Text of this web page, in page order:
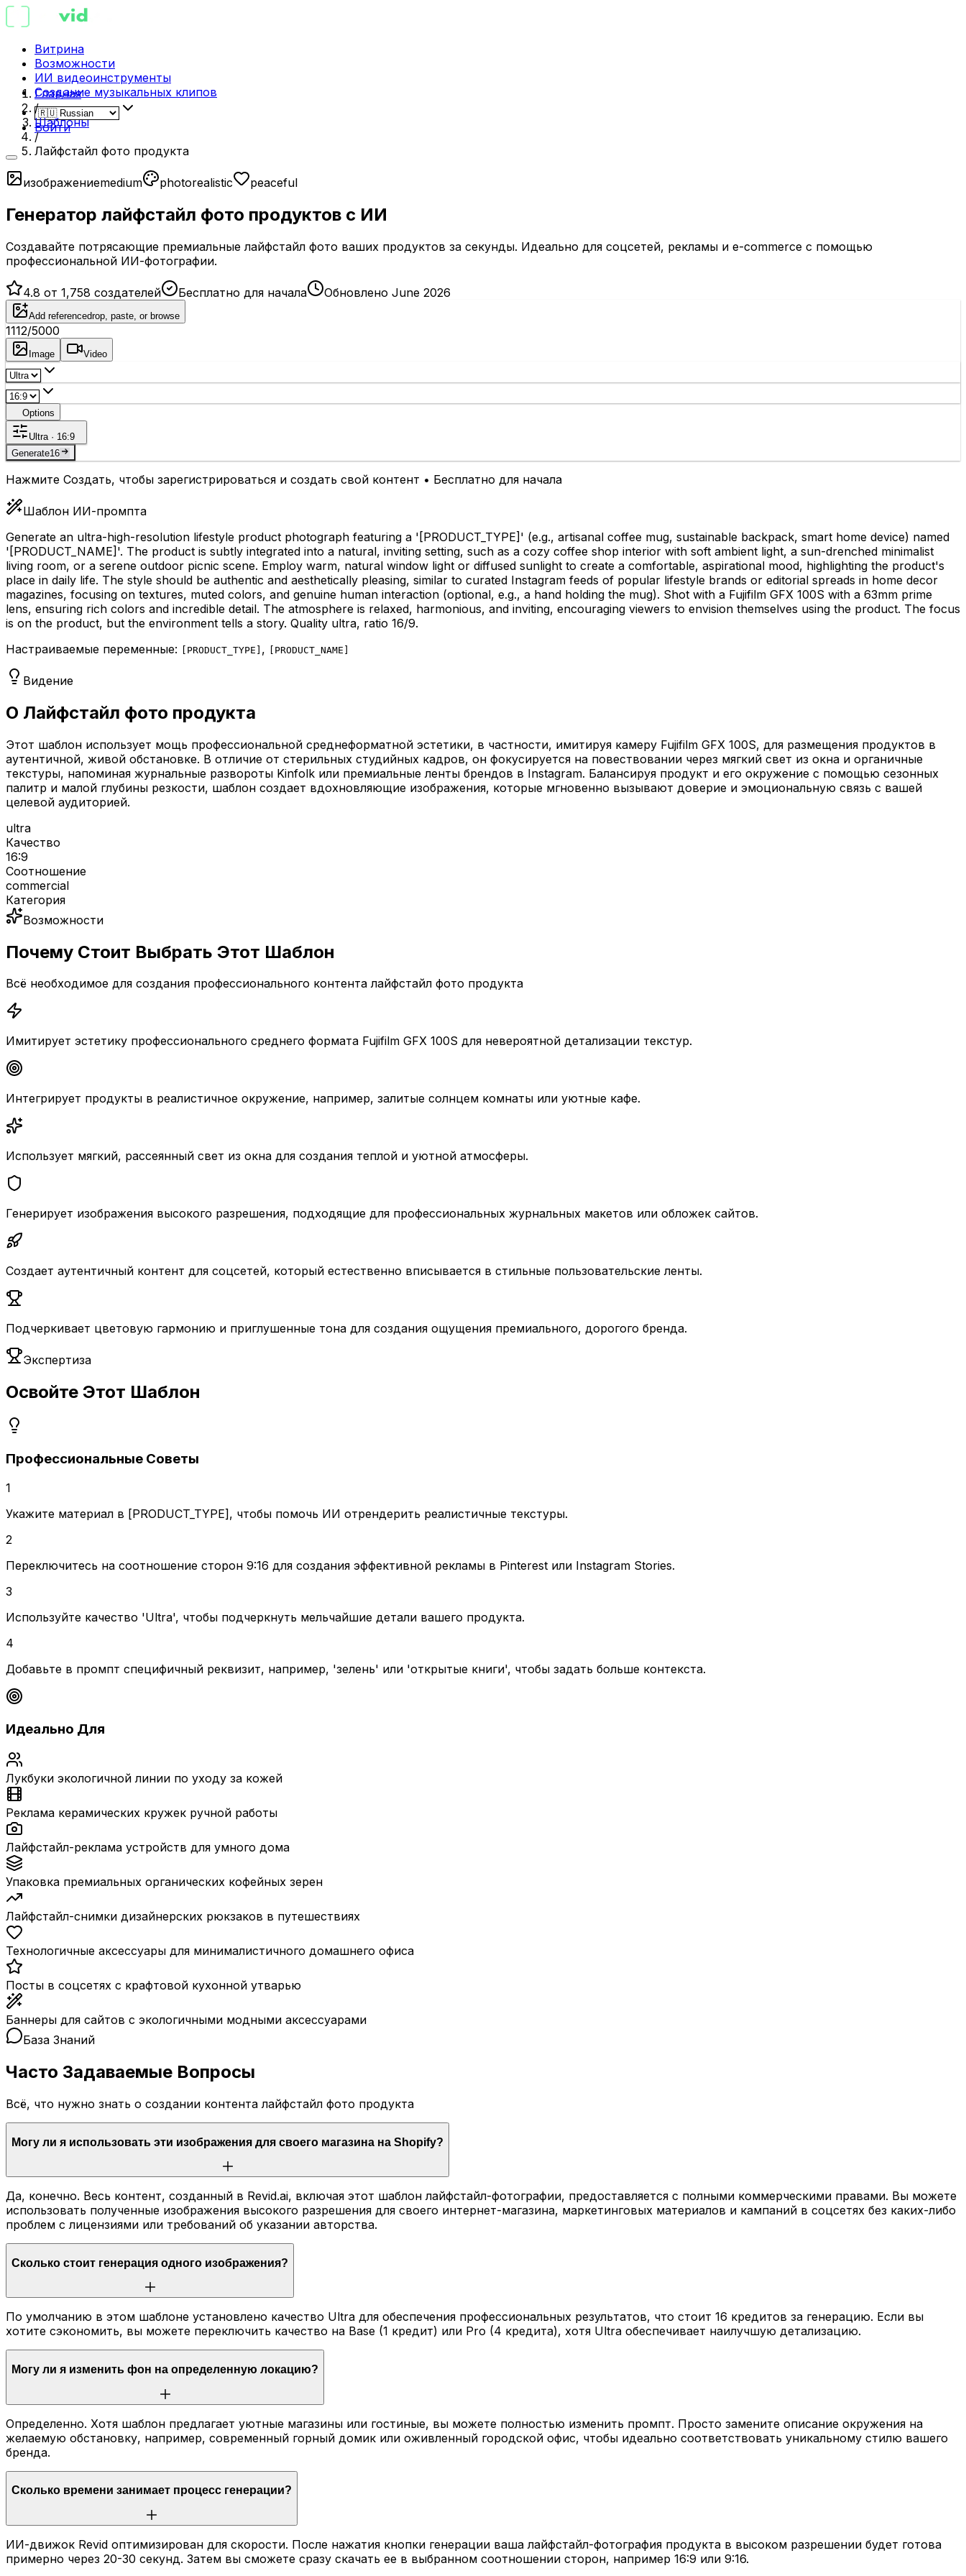
Витрина
Возможности
ИИ видеоинструменты
Создание музыкальных клипов
Войти
Главная
/
Шаблоны
/
Лайфстайл фото продукта
изображениеmedium photorealistic peaceful
Генератор лайфстайл фото продуктов с ИИ
Создавайте потрясающие премиальные лайфстайл фото ваших продуктов за секунды. Идеально для соцсетей, рекламы и e-commerce с помощью
профессиональной ИИ-фотографии.
4.8 от 1,758 создателей Бесплатно для начала Обновлено June 2026
Add referencedrop, paste, or browse
1112/5000
Image Video
Options
Ultra · 16:9
Generate16
Нажмите Создать, чтобы зарегистрироваться и создать свой контент • Бесплатно для начала
Шаблон ИИ-промпта
Generate an ultra-high-resolution lifestyle product photograph featuring a ' [PRODUCT_TYPE] ' (e.g., artisanal coffee mug, sustainable backpack, smart home device) named
' [PRODUCT_NAME] '. The product is subtly integrated into a natural, inviting setting, such as a cozy coffee shop interior with soft ambient light, a sun-drenched minimalist
living room, or a serene outdoor picnic scene. Employ warm, natural window light or diffused sunlight to create a comfortable, aspirational mood, highlighting the product's
place in daily life. The style should be authentic and aesthetically pleasing, similar to curated Instagram feeds of popular lifestyle brands or editorial spreads in home decor
magazines, focusing on textures, muted colors, and genuine human interaction (optional, e.g., a hand holding the mug). Shot with a Fujifilm GFX 100S with a 63mm prime
lens, ensuring rich colors and incredible detail. The atmosphere is relaxed, harmonious, and inviting, encouraging viewers to envision themselves using the product. The focus
is on the product, but the environment tells a story. Quality ultra, ratio 16/9.
Настраиваемые переменные:
PRODUCT_TYPE , PRODUCT_NAME
Видение
О Лайфстайл фото продукта
Этот шаблон использует мощь профессиональной среднеформатной эстетики, в частности, имитируя камеру Fujifilm GFX 100S, для размещения продуктов в
аутентичной, живой обстановке. В отличие от стерильных студийных кадров, он фокусируется на повествовании через мягкий свет из окна и органичные
текстуры, напоминая журнальные развороты Kinfolk или премиальные ленты брендов в Instagram. Балансируя продукт и его окружение с помощью сезонных
палитр и малой глубины резкости, шаблон создает вдохновляющие изображения, которые мгновенно вызывают доверие и эмоциональную связь с вашей
целевой аудиторией.
ultra
Качество
16:9
Соотношение
commercial
Категория
Возможности
Почему Стоит Выбрать Этот Шаблон
Всё необходимое для создания профессионального контента лайфстайл фото продукта
Имитирует эстетику профессионального среднего формата Fujifilm GFX 100S для невероятной детализации текстур.
Интегрирует продукты в реалистичное окружение, например, залитые солнцем комнаты или уютные кафе.
Использует мягкий, рассеянный свет из окна для создания теплой и уютной атмосферы.
Генерирует изображения высокого разрешения, подходящие для профессиональных журнальных макетов или обложек сайтов.
Создает аутентичный контент для соцсетей, который естественно вписывается в стильные пользовательские ленты.
Подчеркивает цветовую гармонию и приглушенные тона для создания ощущения премиального, дорогого бренда.
Экспертиза
Освойте Этот Шаблон
Профессиональные Советы
1
Укажите материал в [PRODUCT_TYPE], чтобы помочь ИИ отрендерить реалистичные текстуры.
2
Переключитесь на соотношение сторон 9:16 для создания эффективной рекламы в Pinterest или Instagram Stories.
3
Используйте качество 'Ultra', чтобы подчеркнуть мельчайшие детали вашего продукта.
4
Добавьте в промпт специфичный реквизит, например, 'зелень' или 'открытые книги', чтобы задать больше контекста.
Идеально Для
Лукбуки экологичной линии по уходу за кожей
Реклама керамических кружек ручной работы
Лайфстайл-реклама устройств для умного дома
Упаковка премиальных органических кофейных зерен
Лайфстайл-снимки дизайнерских рюкзаков в путешествиях
Технологичные аксессуары для минималистичного домашнего офиса
Посты в соцсетях с крафтовой кухонной утварью
Баннеры для сайтов с экологичными модными аксессуарами
База Знаний
Часто Задаваемые Вопросы
Всё, что нужно знать о создании контента лайфстайл фото продукта
Могу ли я использовать эти изображения для своего магазина на Shopify?
Да, конечно. Весь контент, созданный в Revid.ai, включая этот шаблон лайфстайл-фотографии, предоставляется с полными коммерческими правами. Вы можете
использовать полученные изображения высокого разрешения для своего интернет-магазина, маркетинговых материалов и кампаний в соцсетях без каких-либо
проблем с лицензиями или требований об указании авторства.
Сколько стоит генерация одного изображения?
По умолчанию в этом шаблоне установлено качество Ultra для обеспечения профессиональных результатов, что стоит 16 кредитов за генерацию. Если вы
хотите сэкономить, вы можете переключить качество на Base (1 кредит) или Pro (4 кредита), хотя Ultra обеспечивает наилучшую детализацию.
Могу ли я изменить фон на определенную локацию?
Определенно. Хотя шаблон предлагает уютные магазины или гостиные, вы можете полностью изменить промпт. Просто замените описание окружения на
желаемую обстановку, например, современный горный домик или оживленный городской офис, чтобы идеально соответствовать уникальному стилю вашего
бренда.
Сколько времени занимает процесс генерации?
ИИ-движок Revid оптимизирован для скорости. После нажатия кнопки генерации ваша лайфстайл-фотография продукта в высоком разрешении будет готова
примерно через 20-30 секунд. Затем вы сможете сразу скачать ее в выбранном соотношении сторон, например 16:9 или 9:16.